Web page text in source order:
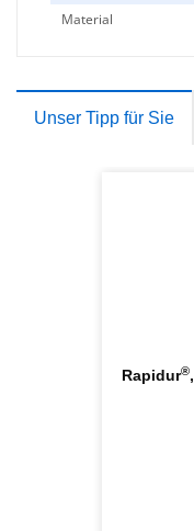
Material
Unser Tipp für Sie
Rapidur®